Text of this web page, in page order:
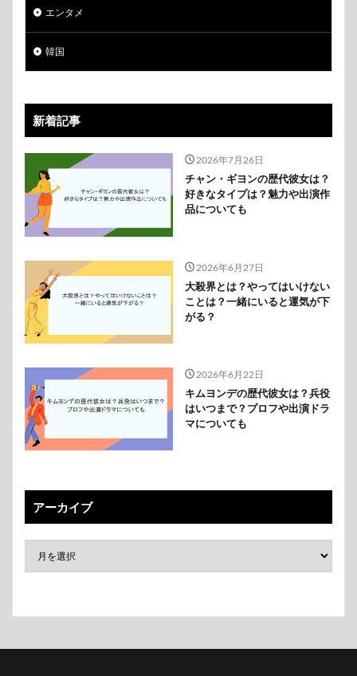
エンタメ
韓国
新着記事
2026年7月26日
チャン・ギヨンの歴代彼女は？
好きなタイプは？魅力や出演作
品についても
2026年6月27日
大殺界とは？やってはいけない
ことは？一緒にいると運気が下
がる？
2026年6月22日
キムヨンデの歴代彼女は？兵役
はいつまで？プロフや出演ドラ
マについても
アーカイブ